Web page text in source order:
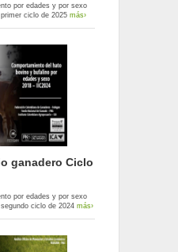
por edades y por sexo
ciclo de 2025 más›
ganadero Ciclo
por edades y por sexo
ciclo de 2024 más›